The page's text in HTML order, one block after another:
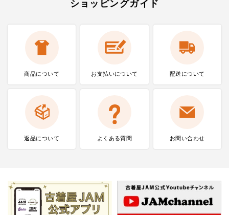
ショッピングガイド
商品について お支払いについて 配送について
返品について よくある質問 お問い合わせ